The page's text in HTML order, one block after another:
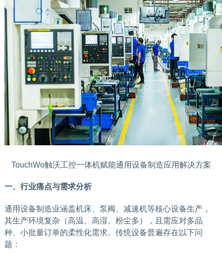
TouchWo触沃工控一体机赋能通用设备制造应用解决方案
一、行业痛点与需求分析
通用设备制造业涵盖机床、泵阀、减速机等核心设备生产，
其生产环境复杂（高温、高湿、粉尘多），且需应对多品
种、小批量订单的柔性化需求。传统设备普遍存在以下问
题：